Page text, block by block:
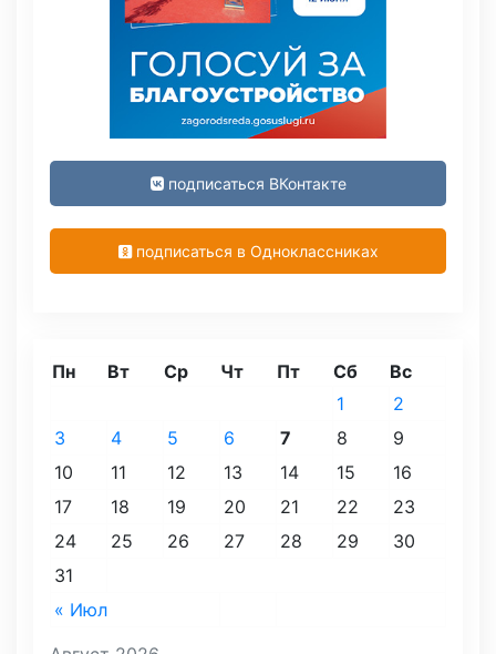
подписаться ВКонтакте
подписаться в Одноклассниках
Пн Вт Ср Чт Пт Сб Вс
« Июл
1
2
3
4 5 6 7 8
9
10
11 12 13 14 15
16
17
18 19 20 21 22
23
24
25 26 27 28 29
30
31